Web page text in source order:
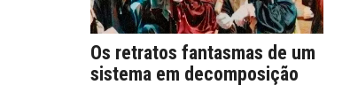
Os retratos fantasmas de um
sistema em decomposição